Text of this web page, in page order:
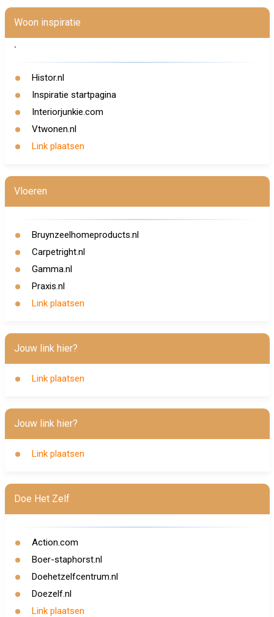
Woon inspiratie
`
Histor.nl
Inspiratie startpagina
Interiorjunkie.com
Vtwonen.nl
Link plaatsen
Vloeren
Bruynzeelhomeproducts.nl
Carpetright.nl
Gamma.nl
Praxis.nl
Link plaatsen
Jouw link hier?
Link plaatsen
Jouw link hier?
Link plaatsen
Doe Het Zelf
Action.com
Boer-staphorst.nl
Doehetzelfcentrum.nl
Doezelf.nl
Link plaatsen